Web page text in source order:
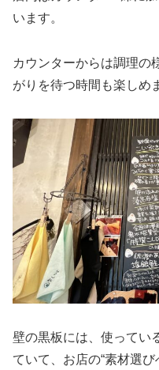
います。
カウンターからは調理の
がりを待つ時間も楽しめ
壁の黒板には、使ってい
ていて、お店の“素材選